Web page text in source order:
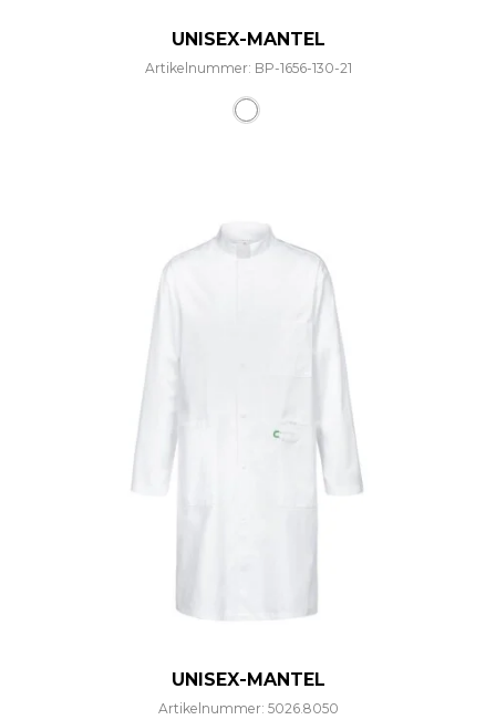
UNISEX-MANTEL
Artikelnummer: BP-1656-130-21
UNISEX-MANTEL
Artikelnummer: 5026.8050